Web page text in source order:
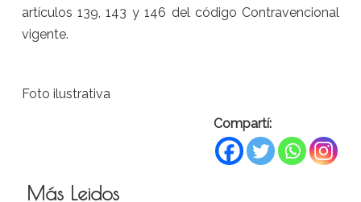
artículos 139, 143 y 146 del código Contravencional
vigente.
Foto ilustrativa
Compartí:
Más Leidos